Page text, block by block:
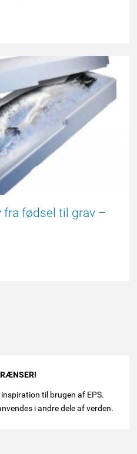
fra fødsel til grav –
NYHED
til brugen af EPS.
i andre dele af verden.